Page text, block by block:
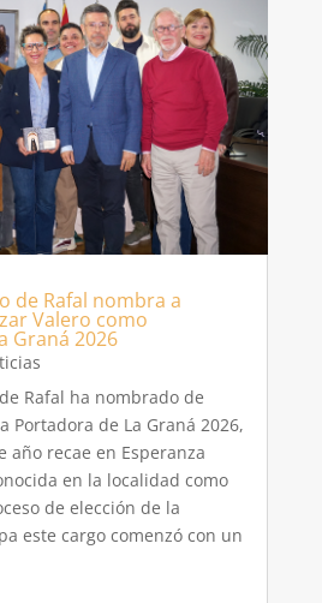
de Rafal nombra a
Valero como
Graná 2026
Rafal ha nombrado de
Portadora de La Graná 2026,
año recae en Esperanza
en la localidad como
de elección de la
este cargo comenzó con un